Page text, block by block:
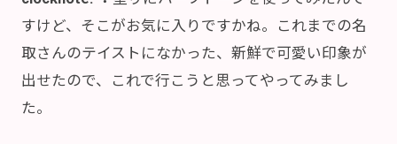
すけど、そこがお気に入りですかね。これまでの名
取さんのテイストになかった、新鮮で可愛い印象が
出せたので、これで行こうと思ってやってみまし
た。